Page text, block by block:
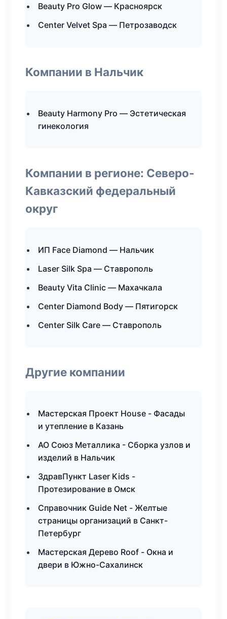
Beauty Pro Glow — Красноярск
Center Velvet Spa — Петрозаводск
Компании в Нальчик
Beauty Harmony Pro — Эстетическая
гинекология
Компании в регионе: Северо-
Кавказский федеральный
округ
ИП Face Diamond — Нальчик
Laser Silk Spa — Ставрополь
Beauty Vita Clinic — Махачкала
Center Diamond Body — Пятигорск
Center Silk Care — Ставрополь
Другие компании
Мастерская Проект House - Фасады
и утепление в Казань
АО Союз Металлика - Сборка узлов и
изделий в Нальчик
ЗдравПункт Laser Kids -
Протезирование в Омск
Справочник Guide Net - Желтые
страницы организаций в Санкт-
Петербург
Мастерская Дерево Roof - Окна и
двери в Южно-Сахалинск